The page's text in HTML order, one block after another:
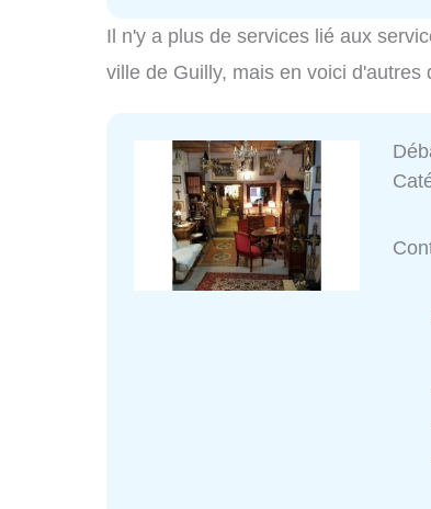
Il n'y a plus de services lié aux
ville de Guilly, mais en voici